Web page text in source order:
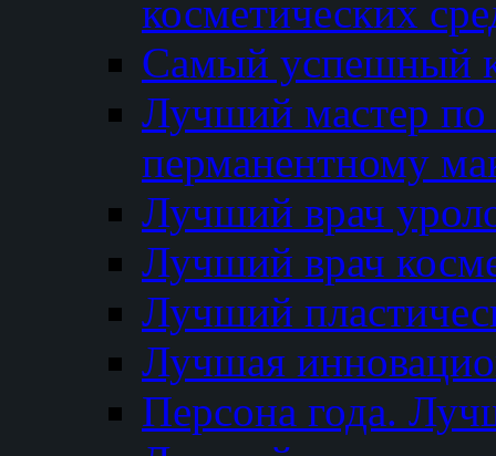
косметических
Самый успешный
Лучший мастер по
перманентному
Лучший врач
Лучший врач
Лучший
Лучшая
Персона года.